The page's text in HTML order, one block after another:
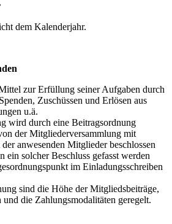
dem Kalenderjahr.
zur Erfüllung seiner Aufgaben durch
Zuschüssen und Erlösen aus
u.ä.
wird durch eine Beitragsordnung
der Mitgliederversammlung mit
anwesenden Mitglieder beschlossen
ein solcher Beschluss gefasst werden
im Einladungsschreiben
sind die Höhe der Mitgliedsbeiträge,
die Zahlungsmodalitäten geregelt.